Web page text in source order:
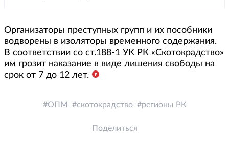
Организаторы преступных групп и их пособники
водворены в изоляторы временного содержания.
В соответствии со ст.188-1 УК РК «Скотокрадство»
им грозит наказание в виде лишения свободы на
срок от 7 до 12 лет.
ОПМ скотокрадство регионы РК
Поделиться